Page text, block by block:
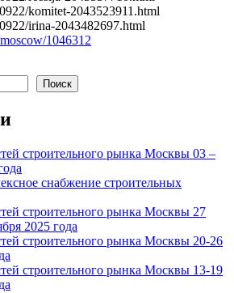
komitet-2043523911.html
irina-2043482697.html
1046312
Поиск
строительного рынка Москвы 03 –
снабжение строительных
строительного рынка Москвы 27
2025 года
строительного рынка Москвы 20-26
строительного рынка Москвы 13-19